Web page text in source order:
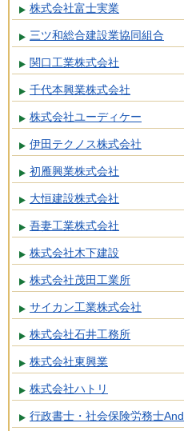
株式会社富士実業
三ツ和総合建設業協同組合
関口工業株式会社
千代本興業株式会社
株式会社ユーディケー
伊田テクノス株式会社
初雁興業株式会社
大恒建設株式会社
吾妻工業株式会社
株式会社木下建設
株式会社茂田工業所
サイカン工業株式会社
株式会社石井工務所
株式会社東興業
株式会社ハトリ
行政書士・社会保険労務士